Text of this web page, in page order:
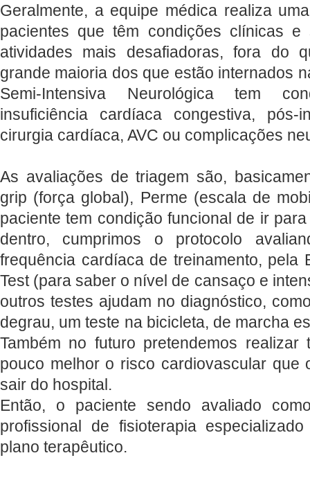
Geralmente, a equipe médica realiza
pacientes que têm condições clínicas
atividades mais desafiadoras, fora do
grande maioria dos que estão internados
Semi-Intensiva Neurológica tem
insuficiência cardíaca congestiva,
cirurgia cardíaca, AVC ou complicações
As avaliações de triagem são,
grip (força global), Perme (escala de
paciente tem condição funcional de ir
dentro, cumprimos o protocolo
frequência cardíaca de treinamento, pela
Test (para saber o nível de cansaço e
outros testes ajudam no diagnóstico,
degrau, um teste na bicicleta, de marcha
Também no futuro pretendemos
pouco melhor o risco cardiovascular que
sair do hospital.
Então, o paciente sendo avaliado
profissional de fisioterapia
plano terapêutico.